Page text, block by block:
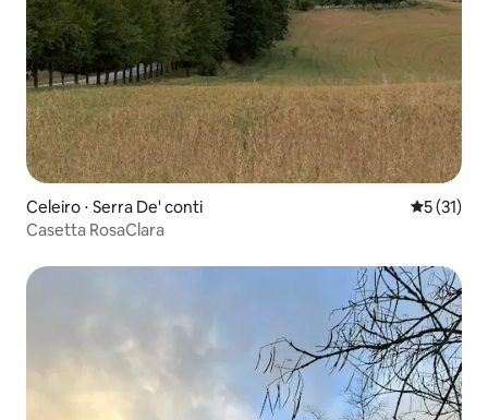
Celeiro ⋅ Serra De' conti 5 de uma
5 (31)
Casetta RosaClara